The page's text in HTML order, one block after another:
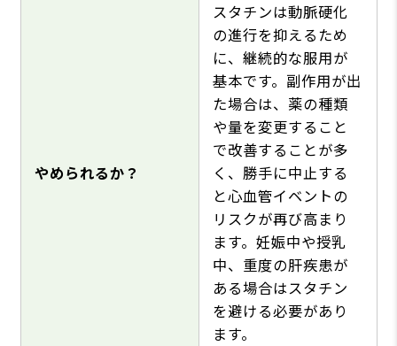
やめられるか？
スタチンは動脈硬化
の進行を抑えるため
に、継続的な服用が
基本です。副作用が出
た場合は、薬の種類
や量を変更すること
で改善することが多
く、勝手に中止する
と心血管イベントの
リスクが再び高まり
ます。妊娠中や授乳
中、重度の肝疾患が
ある場合はスタチン
を避ける必要があり
ます。